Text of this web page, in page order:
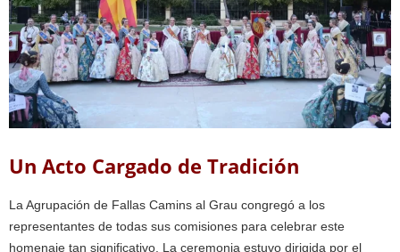
Un Acto Cargado de Tradición
La Agrupación de Fallas Camins al Grau congregó a los
representantes de todas sus comisiones para celebrar este
homenaje tan significativo. La ceremonia estuvo dirigida por el